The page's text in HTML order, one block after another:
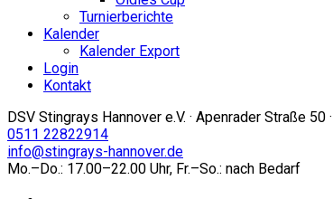
Turnierberichte
Kalender
Kalender Export
Login
Kontakt
DSV Stingrays Hannover e.V. · Apenrader Straße 50
0511 22822914
info@stingrays-hannover.de
Mo.–Do.: 17.00–22.00 Uhr, Fr.–So.: nach Bedarf